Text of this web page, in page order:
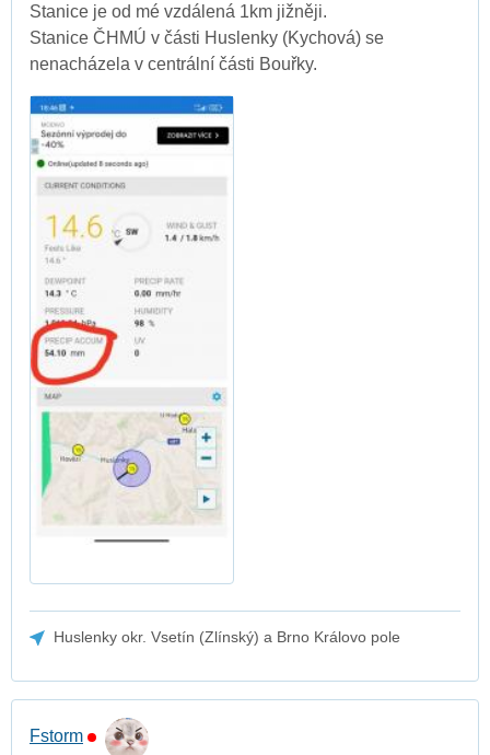
Stanice je od mé vzdálená 1km jižněji.
Stanice ČHMÚ v části Huslenky (Kychová) se
nenacházela v centrální části Bouřky.
Huslenky okr. Vsetín (Zlínský) a Brno Královo pole
Fstorm